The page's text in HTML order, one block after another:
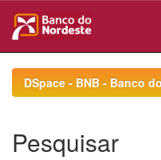
navigationDSpace - BNB - Banco
Pesquisar